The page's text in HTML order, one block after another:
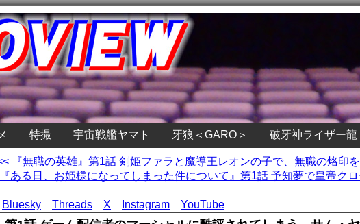
特撮 宇宙戦艦ヤマト 牙狼＜GARO＞ 破牙神ライザー龍
『無職の英雄』第1話 剣姫ファラと魔導王レオンの子で、無職の烙印
『ある日、お姫様になってしまった件について』第1話 予知夢で皇帝ク
Bluesky Threads X Instagram YouTube